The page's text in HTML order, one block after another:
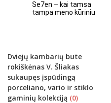
Se7en – kai tamsa
tampa meno kūriniu
Dviejų kambarių bute
rokiškėnas V. Šliakas
sukaupęs įspūdingą
porceliano, vario ir stiklo
gaminių kolekciją (0)